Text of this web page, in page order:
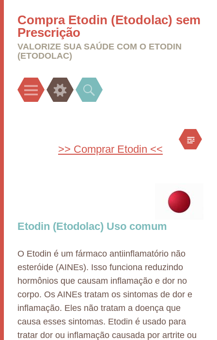
Compra Etodin (Etodolac) sem
Prescrição
VALORIZE SUA SAÚDE COM O ETODIN
(ETODOLAC)
Menu Widgets Search
>> Comprar Etodin <<
Etodin (Etodolac) Uso comum
O Etodin é um fármaco antiinflamatório não
esteróide (AINEs). Isso funciona reduzindo
hormônios que causam inflamação e dor no
corpo. Os AINEs tratam os sintomas de dor e
inflamação. Eles não tratam a doença que
causa esses sintomas. Etodin é usado para
tratar dor ou inflamação causada por artrite ou